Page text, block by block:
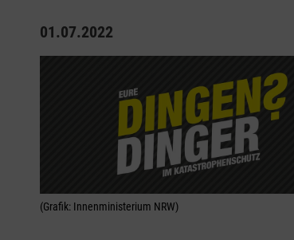
01.07.2022
(Grafik: Innenministerium NRW)